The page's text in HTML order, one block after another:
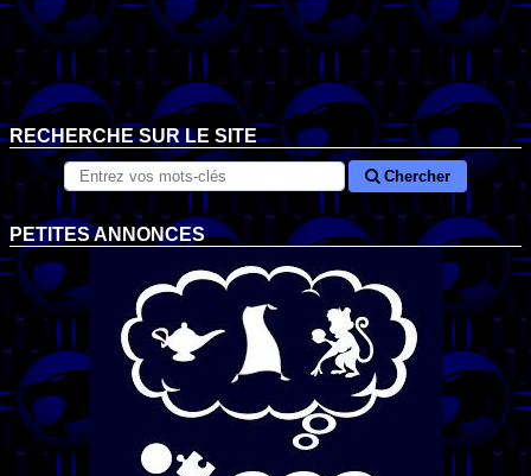
RECHERCHE SUR LE SITE
Chercher
PETITES ANNONCES